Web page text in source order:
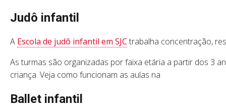
Judô infantil
A Escola de judô infantil em SJC trabalha concentração,
As turmas são organizadas por faixa etária a partir dos 3
criança. Veja como funcionam as aulas na
Ballet infantil